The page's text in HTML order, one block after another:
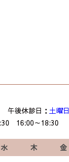
午後休診日： 土曜日
16:00～18:30
水 木 金